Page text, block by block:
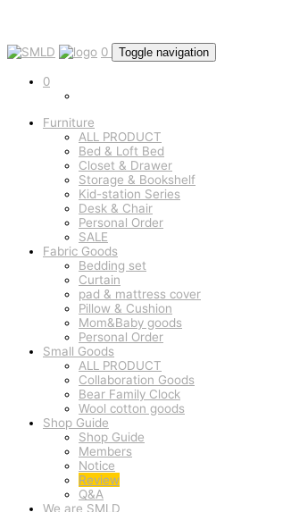
0 Toggle navigation
0
Furniture
ALL PRODUCT
Bed & Loft Bed
Closet & Drawer
Storage & Bookshelf
Kid-station Series
Desk & Chair
Personal Order
SALE
Fabric Goods
Bedding set
Curtain
pad & mattress cover
Pillow & Cushion
Mom&Baby goods
Personal Order
Small Goods
ALL PRODUCT
Collaboration Goods
Bear Family Clock
Wool cotton goods
Shop Guide
Shop Guide
Members
Notice
Review
Q&A
We are SMLD